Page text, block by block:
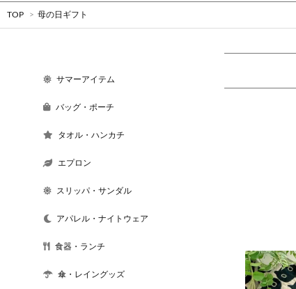
TOP > 母の日ギフト
サマーアイテム
バッグ・ポーチ
タオル・ハンカチ
エプロン
スリッパ・サンダル
アパレル・ナイトウェア
食器・ランチ
傘・レイングッズ